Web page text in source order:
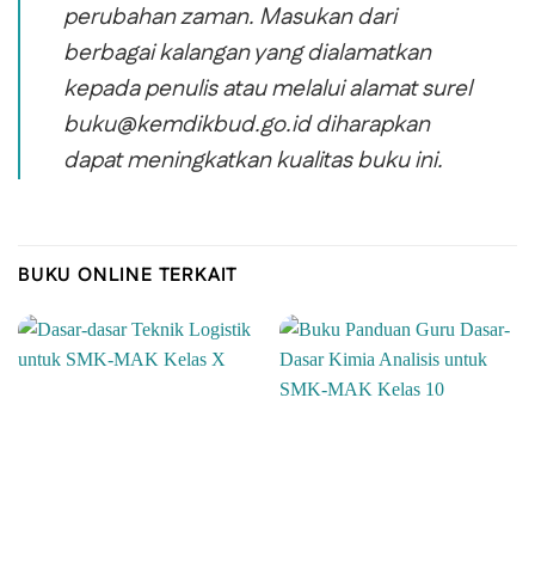
perubahan zaman. Masukan dari
berbagai kalangan yang dialamatkan
kepada penulis atau melalui alamat surel
buku@kemdikbud.go.id diharapkan
dapat meningkatkan kualitas buku ini.
BUKU ONLINE TERKAIT